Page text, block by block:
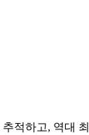
적하고, 역대